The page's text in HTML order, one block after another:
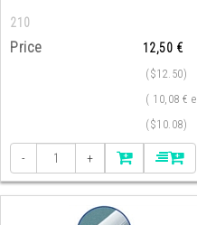
210
Price 12,50 €
($12.50)
( 10,08 €
($10.08)
- +